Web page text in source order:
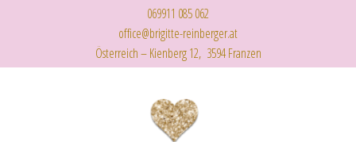
069911 085 062
office@brigitte-reinberger.at
Österreich – Kienberg 12, 3594 Franzen